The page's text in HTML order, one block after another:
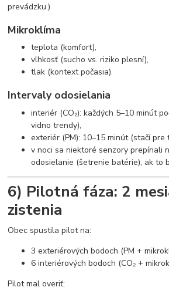
prevádzku.)
Mikroklíma
teplota (komfort),
vlhkosť (sucho vs. riziko plesní),
tlak (kontext počasia).
Intervaly odosielania
interiér (CO₂): každých 5–10 minút
vidno trendy),
exteriér (PM): 10–15 minút (stačí pre
v noci sa niektoré senzory prepínali
odosielanie (šetrenie batérie), ak to
6) Pilotná fáza: 2
zistenia
Obec spustila pilot na:
3 exteriérových bodoch (PM +
6 interiérových bodoch (CO₂ +
Pilot mal overiť: